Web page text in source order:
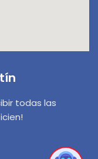
todas las
1